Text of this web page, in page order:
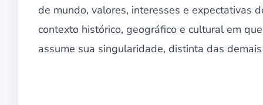
de mundo, valores, interesses e expectativas
contexto histórico, geográfico e cultural em
assume sua singularidade, distinta das